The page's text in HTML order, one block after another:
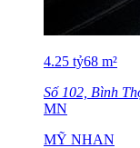
4.25 tỷ68 m²
Số 102, Bình
MN
MỸ NHAN